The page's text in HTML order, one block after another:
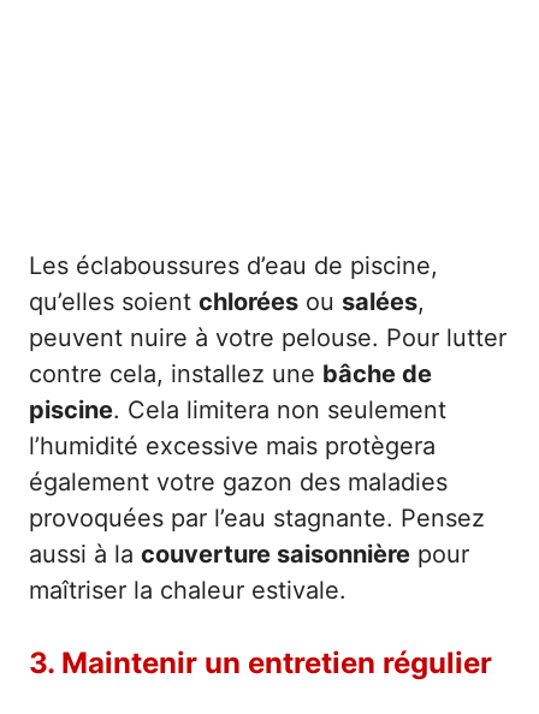
Les éclaboussures d’eau de piscine,
qu’elles soient chlorées ou salées,
peuvent nuire à votre pelouse. Pour lutter
contre cela, installez une bâche de
piscine. Cela limitera non seulement
l’humidité excessive mais protègera
également votre gazon des maladies
provoquées par l’eau stagnante. Pensez
aussi à la couverture saisonnière pour
maîtriser la chaleur estivale.
3. Maintenir un entretien régulier